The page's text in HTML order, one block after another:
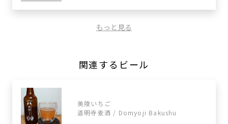
もっと見る
関連するビール
美陵いちご
道明寺麦酒 / Domyoji Bakushu